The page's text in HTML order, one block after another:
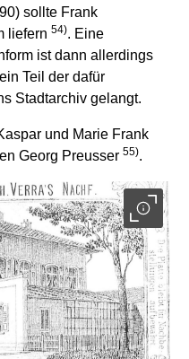
sollte Frank
liefern 54). Eine
ist dann allerdings
Teil der dafür
Stadtarchiv gelangt.
und Marie Frank
Georg Preusser 55).